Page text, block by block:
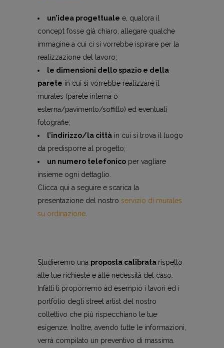
un’idea progettuale e, qualora il
concept fosse già chiaro, allegare qualche
immagine a cui ci si vorrebbe ispirare per la
realizzazione del lavoro;
le dimensioni dello spazio e della
parete in cui si vorrebbe realizzare il
murales (parete interna o
esterna/pavimento/soffitto) ed eventuali
fotografie;
l’indirizzo/la cittàin cui si trova il luogo
da predisporre al progetto;
un numero telefonicoper vagliare
insieme ogni dettaglio.
Clicca qui a seguire e scarica la
presentazione del nostro servizio di murales
su ordinazione.
Studieremo una proposta calibrata rispetto
alle tue richieste e alle necessità del caso.
Infatti ti proporremo ad esempio i lavori ed i
portfolio degli street artist del nostro
collettivo che più rispecchiano le tue
esigenze. Inoltre, avendo tutte le informazioni,
verrà compilato un preventivo di massima.